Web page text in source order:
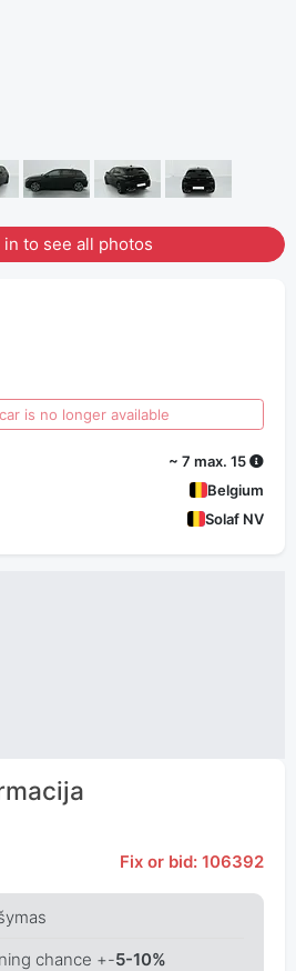
to see all photos
is no longer available
~ 7 max. 15
Belgium
Solaf NV
Fix or bid: 106392
chance +-5-10%